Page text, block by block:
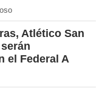
Atlético San
el Federal A